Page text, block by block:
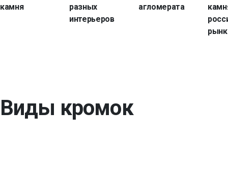
камня
разных
интерьеров
агломерата
Виды кромок